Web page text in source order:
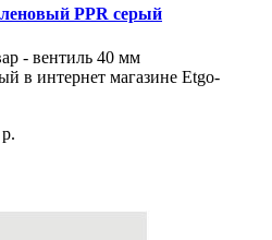
PPR серый
- вентиль 40 мм
в интернет магазине Etgo-